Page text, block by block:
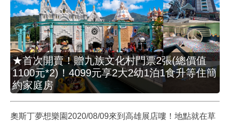
★首次開賣！贈九族文化村門票2張(總價值
1100元*2)！4099元享2大2幼1泊1食升等住簡
約家庭房
奧斯丁夢想樂園2020/08/09來到高雄展店嘍！地點就在草